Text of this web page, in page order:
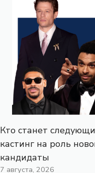
Кто станет
кастинг на роль
кандидаты
7 августа, 2026